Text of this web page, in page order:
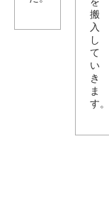
搬
入
し
て
い
き
ま
す。